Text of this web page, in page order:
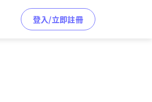
登入/立即註冊